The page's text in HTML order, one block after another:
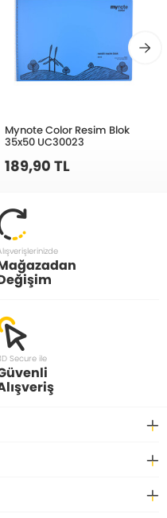
Mynote Color Resim Blok
35x50 UC30023
189,90 TL
Secure ile